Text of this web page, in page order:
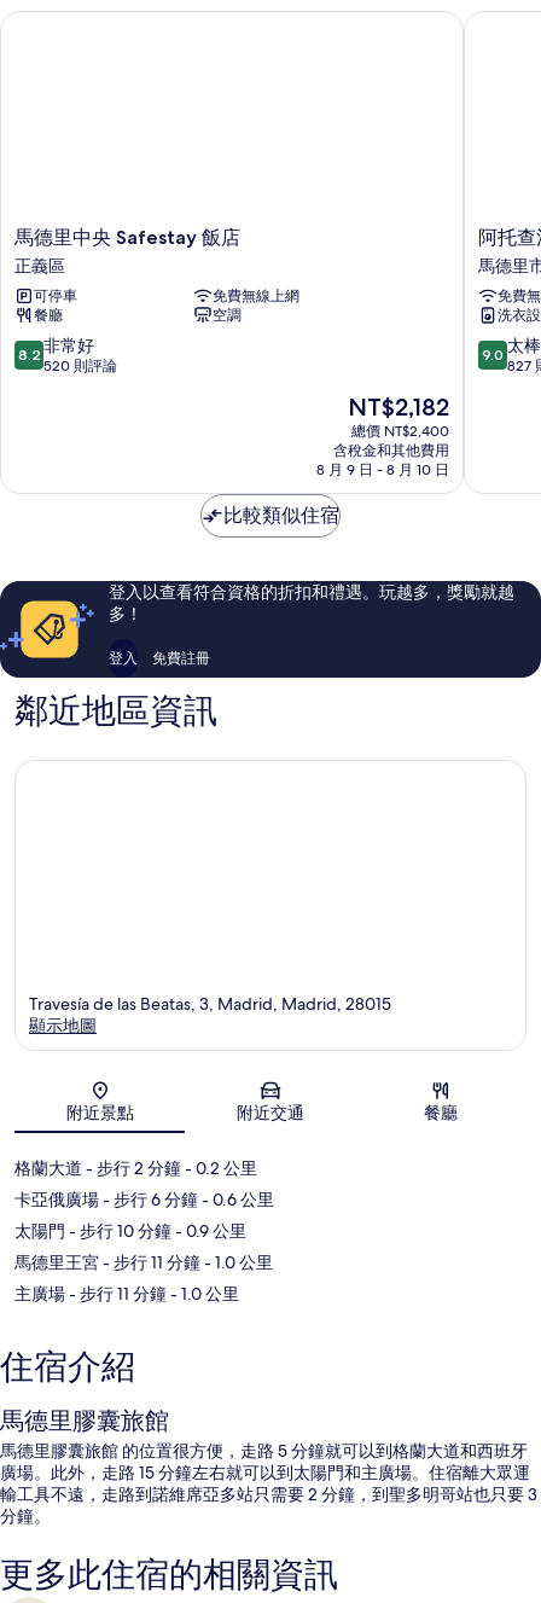
馬
德
里
中
央
Safestay
飯
馬德里中央 Safestay 飯店
正義區
可停車
免費無線上網
餐廳
空調
8.2
分，
常
評
論
8.2 非常好
520 則評論
現
在
價
格
為
NT$2,182
總價 NT$2,400
含稅金和其他費用
8 月 9 日 - 8 月 10 日
馬德里中央 Safestay 飯店
阿
托
查
法
爾
旅
館
心
阿托
馬德里
免費
洗衣
9.0
分，
棒
評
論
9.0 太
827
阿托查
比較類似住宿
登入以查看符合資格的折扣和禮遇。玩越多，獎勵就越
多！
登入 免費註冊
鄰近地區資訊
地圖
Travesía de las Beatas, 3, Madrid, Madrid, 28015
顯示地圖
附近景點 附近交通 餐廳
格蘭大道 - 步行 2 分鐘- 0.2 公里
卡亞俄廣場- 步行 6 分鐘- 0.6 公里
太陽門 - 步行 10 分鐘- 0.9 公里
馬德里王宮- 步行 11 分鐘- 1.0 公里
主廣場- 步行 11 分鐘- 1.0 公里
住宿介紹
馬德里膠囊旅館
馬德里膠囊旅館 的位置很方便，走路 5 分鐘就可以到格蘭大道和西班牙
廣場。此外，走路 15 分鐘左右就可以到太陽門和主廣場。住宿離大眾運
輸工具不遠，走路到諾維席亞多站只需要 2 分鐘，到聖多明哥站也只要 3
分鐘。
更多此住宿的相關資訊